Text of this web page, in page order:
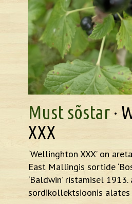
Must sõstar ·
XXX
‘Wellinghton XXX’ on
East Mallingis sortide
‘Baldwin’ ristamisel
sordikollektsioonis alates